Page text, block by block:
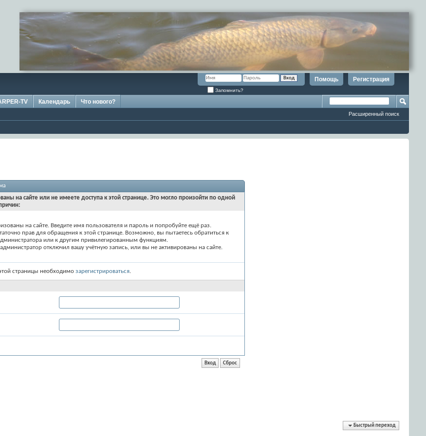
Регистрация
Помощь
Запомнить?
TV Календарь Что нового?
Расширенный поиск
на сайте или не имеете доступа к этой странице. Это могло произойти по одной
на сайте. Введите имя пользователя и пароль и попробуйте ещё раз.
прав для обращения к этой странице. Возможно, вы пытаетесь обратиться к
или к другим привилегированным функциям.
отключил вашу учётную запись, или вы не активированы на сайте.
страницы необходимо зарегистрироваться.
Быстрый переход